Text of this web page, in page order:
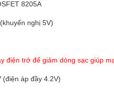
8205A
nghị 5V)
điện trở để giảm dòng sạc giúp
(điện áp đầy 4.2V)